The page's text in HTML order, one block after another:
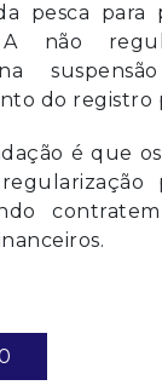
pesca para
A não
do registro
é que